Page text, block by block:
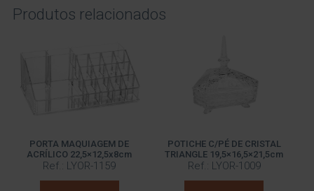
Produtos relacionados
PORTA MAQUIAGEM DE
ACRÍLICO 22,5×12,5x8cm
Ref.: LYOR-1159
POTICHE C/PÉ DE CRISTAL
TRIANGLE 19,5×16,5×21,5cm
Ref.: LYOR-1009